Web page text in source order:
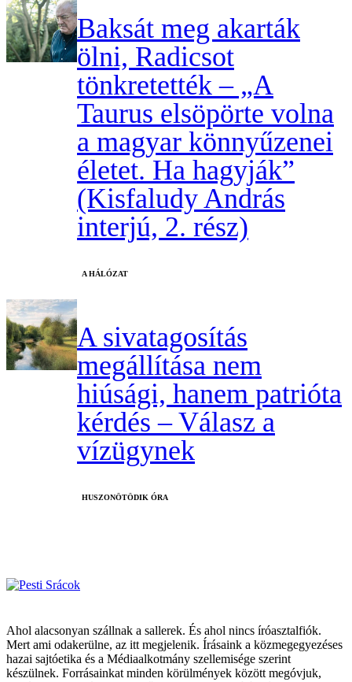
Baksát meg akarták
ölni, Radicsot
tönkretették – „A
Taurus elsöpörte volna
a magyar könnyűzenei
életet. Ha hagyják”
(Kisfaludy András
interjú, 2. rész)
A HÁLÓZAT
A sivatagosítás
megállítása nem
hiúsági, hanem patrióta
kérdés – Válasz a
vízügynek
HUSZONÖTÖDIK ÓRA
Ahol alacsonyan szállnak a sallerek. És ahol nincs íróasztalfiók.
Mert ami odakerülne, az itt megjelenik. Írásaink a közmegegyezéses
hazai sajtóetika és a Médiaalkotmány szellemisége szerint
készülnek. Forrásainkat minden körülmények között megóvjuk,